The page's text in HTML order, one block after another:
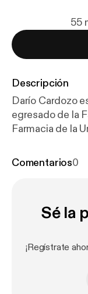
55
Descripción
Darío Cardozo
egresado de la
Farmacia de la
de Filosofía y
documentos
los datos
los restos
Indígena de
posdoctorado,
cementerio de
Comentarios0
Sé la
¡Regístrate